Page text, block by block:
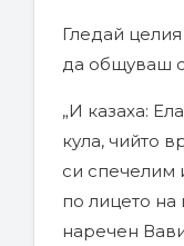
Гледай
да общуваш
„И казаха:
кула, чийто
си спечелим
по лицето на
наречен